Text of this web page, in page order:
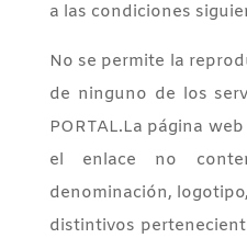
a las condiciones
No se permite la
de ninguno de los
PORTAL.La página
el enlace no
denominación,
distintivos